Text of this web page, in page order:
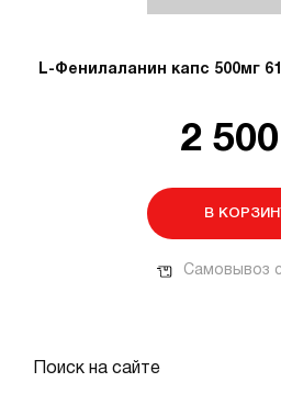
L-Фенилаланин капс 500мг
2
В
Самовывоз
Поиск на сайте